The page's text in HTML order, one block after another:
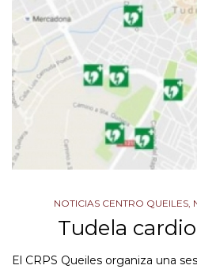
NOTICIAS CENTRO QUEILES,
Tudela
El CRPS Queiles organiza una